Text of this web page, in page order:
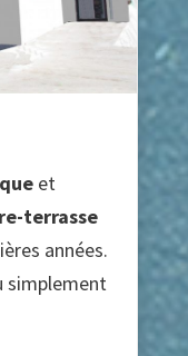
et
terrasse
années.
simplement